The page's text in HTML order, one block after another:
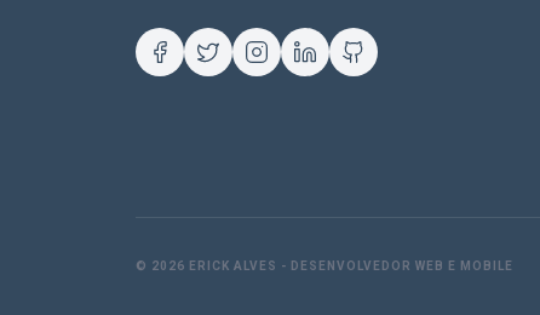
© 2026 ERICK ALVES - DESENVOLVEDOR WEB E MOBILE